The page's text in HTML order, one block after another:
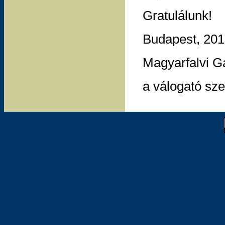
Gratulálunk!
Budapest,
Magyarfalvi
a válogató